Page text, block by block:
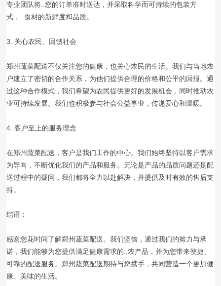
专业团队将..您的订单准时送达，并采取科学而可持续的包装方
式，..食材的新鲜度和品质。
3. 关心农民、回馈社会
郑州蔬菜配送不仅关注您的健康，也关心农民的生活。我们与当地农
户建立了密切的合作关系，为他们提供合理的价格和公平的回报。通
过这种合作模式，我们希望为农民提供更好的发展机会，同时推动农
业可持续发展。我们也积极参与社会公益事业，传递爱心和温暖。
4. 客户至上的服务理念
在郑州蔬菜配送，客户是我们工作的中心。我们始终坚持以客户需求
为导向，不断优化我们的产品和服务。无论是产品的品质问题还是配
送过程中的疑问，我们都将全力以赴解决，并提供及时有效的售后支
持。
结语：
感谢您花时间了解郑州蔬菜配送。我们坚信，通过我们的努力与承
诺，我们能够为您提供满足健康需求的..农产品，并为您带来便捷、
可靠的配送服务。郑州蔬菜配送期待与您携手，共同营造一个更加健
康、美味的生活。